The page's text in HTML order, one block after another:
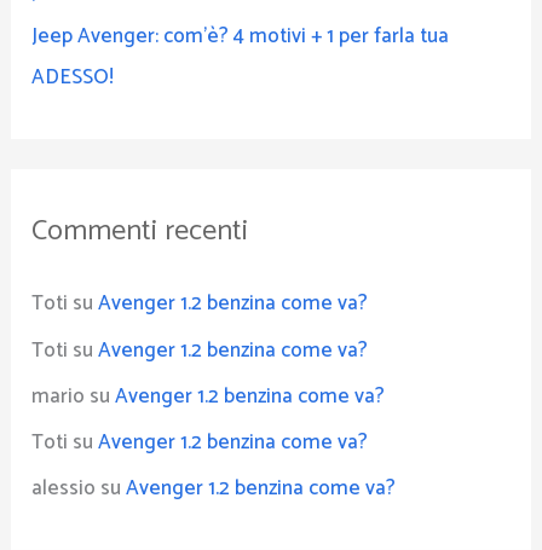
Jeep Avenger: com’è? 4 motivi + 1 per farla tua
ADESSO!
Commenti recenti
Toti suAvenger 1.2 benzina come va?
Toti suAvenger 1.2 benzina come va?
mario suAvenger 1.2 benzina come va?
Toti suAvenger 1.2 benzina come va?
alessio suAvenger 1.2 benzina come va?